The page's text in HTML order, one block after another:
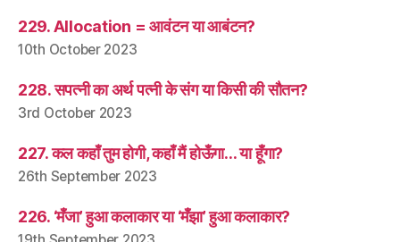
229. Allocation = आवंटन या आबंटन?
10th October 2023
228. सपत्नी का अर्थ पत्नी के संग या किसी की सौतन?
3rd October 2023
227. कल कहाँ तुम होगी, कहाँ मैं होऊँगा… या हूँगा?
26th September 2023
226. ‘मँजा’ हुआ कलाकार या ‘मँझा’ हुआ कलाकार?